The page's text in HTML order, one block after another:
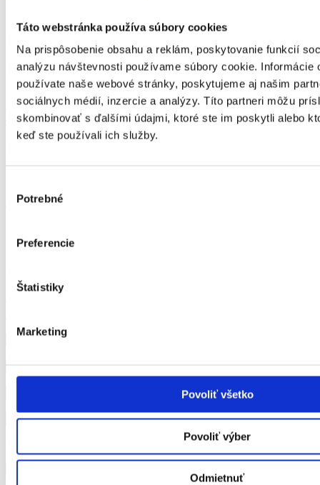
Táto webstránka používa súbory cookies
Na prispôsobenie obsahu a reklám, poskytovanie funkcií
analýzu návštevnosti používame súbory cookie. Informácie
používate naše webové stránky, poskytujeme aj našim
sociálnych médií, inzercie a analýzy. Títo partneri môžu
skombinovať s ďalšími údajmi, ktoré ste im poskytli alebo
keď ste používali ich služby.
súhlasu
Potrebné
Preferencie
Štatistiky
Marketing
Povoliť všetko
Povoliť výber
Odmietnuť
marec – apríl
Kilové brojlérové kurčatá - Predaj ukončený
Sezóna predaja
apríl – máj
Objednať
Objednať
Objednajte si hydinu jednoducho online
preferovaný termín. Náš tím vás bude kontaktovať na potvrdenie